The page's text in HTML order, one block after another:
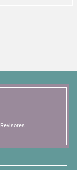
Revisores